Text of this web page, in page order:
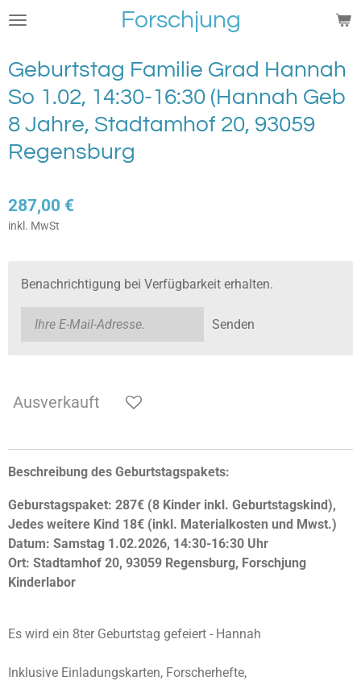
Zum
Forschjung
Geburtstag Familie Grad Hannah
So 1.02, 14:30-16:30 (Hannah Geb
8 Jahre, Stadtamhof 20, 93059
Regensburg
287,00 €
inkl. MwSt
Benachrichtigung bei Verfügbarkeit erhalten.
Senden
Ausverkauft
Beschreibung des Geburtstagspakets:
Geburstagspaket: 287€ (8 Kinder inkl. Geburtstagskind),
Jedes weitere Kind 18€ (inkl. Materialkosten und Mwst.)
Datum: Samstag 1.02.2026, 14:30-16:30 Uhr
Ort: Stadtamhof 20, 93059 Regensburg, Forschjung
Kinderlabor
Es wird ein 8ter Geburtstag gefeiert - Hannah
Inklusive Einladungskarten, Forscherhefte,